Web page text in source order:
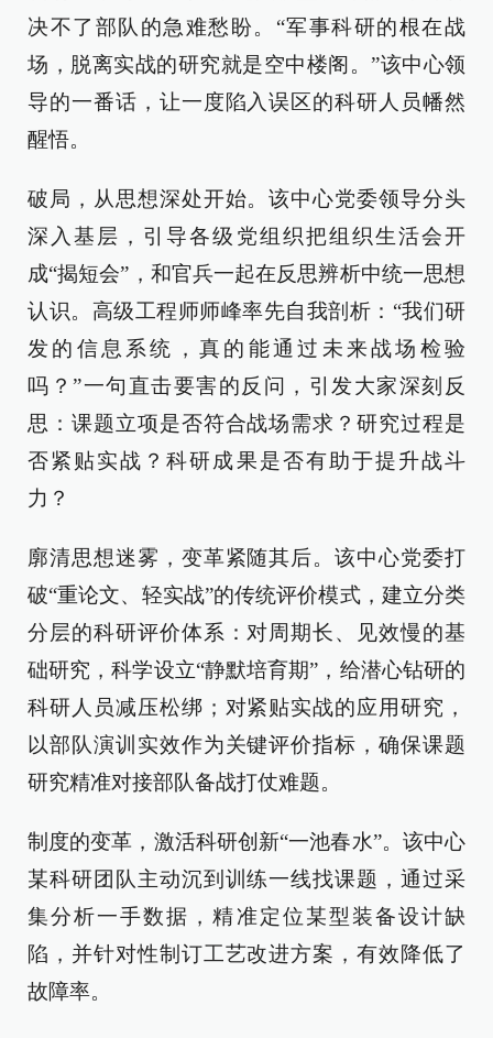
决不了部队的急难愁盼。“军事科研的根在战
场，脱离实战的研究就是空中楼阁。”该中心领
导的一番话，让一度陷入误区的科研人员幡然
醒悟。
破局，从思想深处开始。该中心党委领导分头
深入基层，引导各级党组织把组织生活会开
成“揭短会”，和官兵一起在反思辨析中统一思想
认识。高级工程师师峰率先自我剖析：“我们研
发的信息系统，真的能通过未来战场检验
吗？”一句直击要害的反问，引发大家深刻反
思：课题立项是否符合战场需求？研究过程是
否紧贴实战？科研成果是否有助于提升战斗
力？
廓清思想迷雾，变革紧随其后。该中心党委打
破“重论文、轻实战”的传统评价模式，建立分类
分层的科研评价体系：对周期长、见效慢的基
础研究，科学设立“静默培育期”，给潜心钻研的
科研人员减压松绑；对紧贴实战的应用研究，
以部队演训实效作为关键评价指标，确保课题
研究精准对接部队备战打仗难题。
制度的变革，激活科研创新“一池春水”。该中心
某科研团队主动沉到训练一线找课题，通过采
集分析一手数据，精准定位某型装备设计缺
陷，并针对性制订工艺改进方案，有效降低了
故障率。